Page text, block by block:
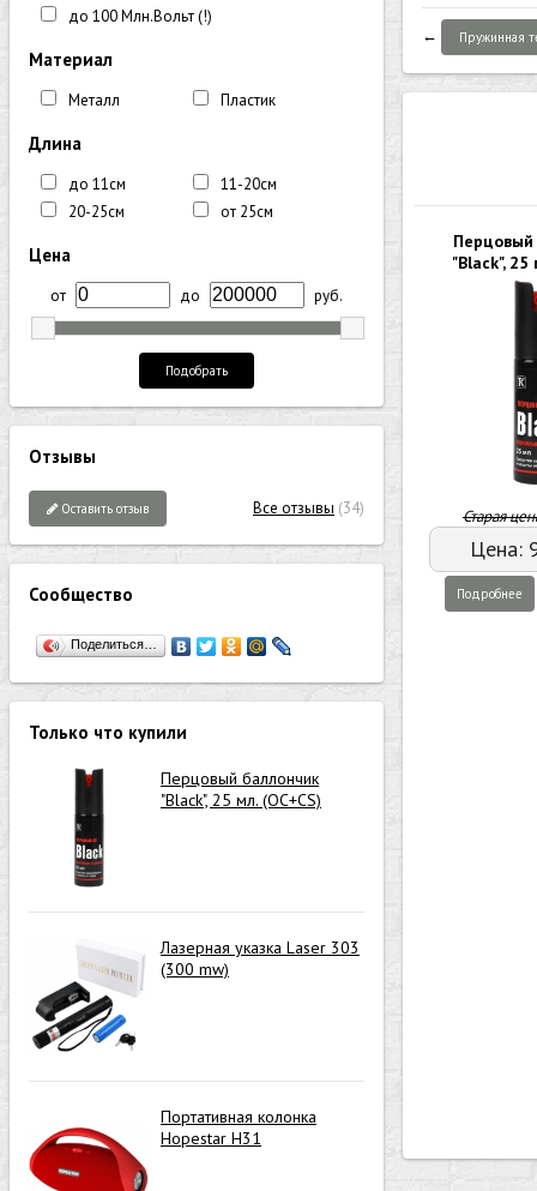
до 100 Млн.Вольт (!)
Материал
Металл Пластик
Длина
до 11см
11-20см
20-25см
от 25см
Цена
от до руб.
Подобрать
Отзывы
Оставить отзыв Все отзывы (34)
Сообщество
Поделиться…
Только что купили
Перцовый баллончик
"Black", 25 мл. (OC+CS)
Лазерная указка Laser 303
(300 mw)
Портативная колонка
Hopestar H31
← Пружинная
Перцовый
"Black", 25
Старая
Цена:
Подробнее